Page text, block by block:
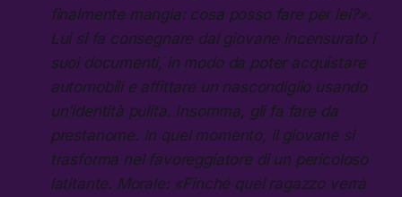
finalmente mangia: cosa posso fare per lei?».
Lui si fa consegnare dal giovane incensurato i
suoi documenti, in modo da poter acquistare
automobili e affittare un nascondiglio usando
un’identità pulita. Insomma, gli fa fare da
prestanome. In quel momento, il giovane si
trasforma nel favoreggiatore di un pericoloso
latitante. Morale: «Finché quel ragazzo verrà